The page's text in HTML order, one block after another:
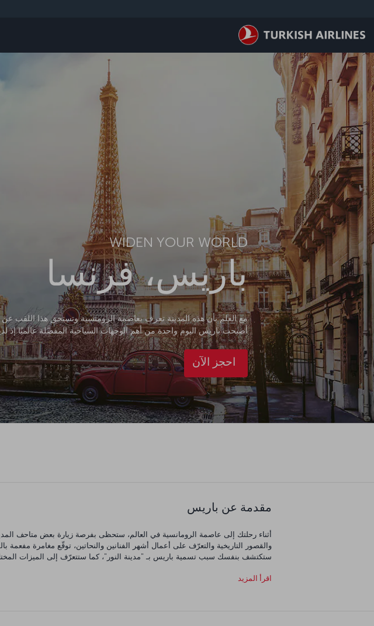
WIDEN YOUR WORLD
باريس، فرنسا
مع العلم بأن هذه المدينة تعرف بعاصمة الرومنسية وتستحق هذا اللقب عن
أصبحت باريس اليوم واحدة من أهم الوجهات السياحية المفضّلة عالميًا إذ
احجز الآن
مقدمة عن باريس
أثناء رحلتك إلى عاصمة الرومانسية في العالم، ستحظى بفرصة زيارة بعض متاحف
والقصور التاريخية والتعرّف على أعمال أشهر الفنانين والنحاتين، توقّع مغامرة مفعمة
ستكتشف بنفسك سبب تسمية باريس بـ "مدينة النور"، كما ستتعرّف إلى الميزات
اللذيذة.
اقرأ المزيد